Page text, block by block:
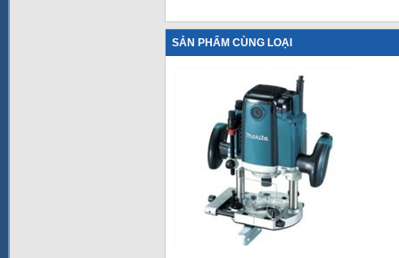
SẢN PHẨM CÙNG LOẠI